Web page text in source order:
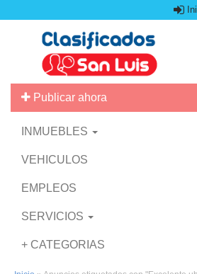
Publicar ahora
INMUEBLES
VEHICULOS
EMPLEOS
SERVICIOS
+ CATEGORIAS